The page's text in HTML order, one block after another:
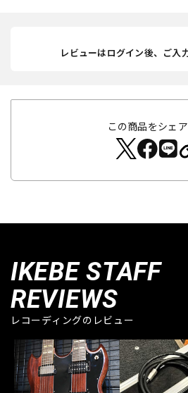
レビューはログイン後、ご入
この商品をシェ
IKEBE STAFF
REVIEWS
レコーディングのレビュー